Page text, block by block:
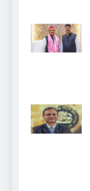
5
6